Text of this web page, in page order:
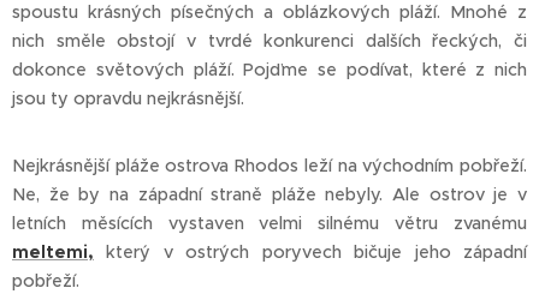
spoustu krásných písečných a oblázkových pláží. Mnohé z
nich směle obstojí v tvrdé konkurenci dalších řeckých, či
dokonce světových pláží. Pojďme se podívat, které z nich
jsou ty opravdu nejkrásnější.
Nejkrásnější pláže ostrova Rhodos leží na východním pobřeží.
Ne, že by na západní straně pláže nebyly. Ale ostrov je v
letních měsících vystaven velmi silnému větru zvanému
meltemi, který v ostrých poryvech bičuje jeho západní
pobřeží.